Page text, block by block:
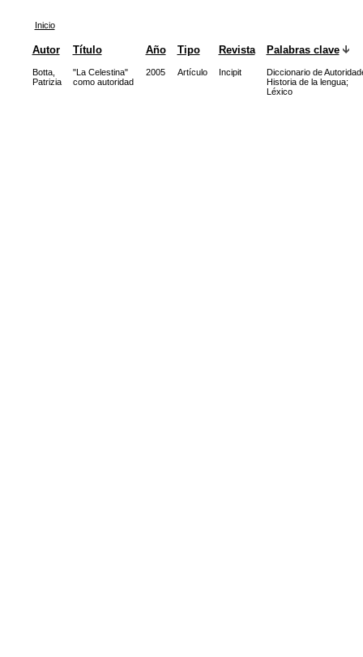
Inicio
Autor Título Año Tipo Revista Palabras clave
Botta,
Patrizia
"La Celestina"
como autoridad
2005 Artículo Incipit
Diccionario de
Historia de la lengua;
Léxico